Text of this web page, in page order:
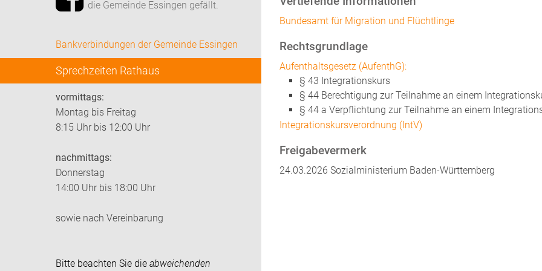
die Gemeinde Essingen gefällt.
Bankverbindungen der Gemeinde Essingen
Sprechzeiten Rathaus
vormittags:
Montag bis Freitag
8:15 Uhr bis 12:00 Uhr
nachmittags:
Donnerstag
14:00 Uhr bis 18:00 Uhr
sowie nach Vereinbarung
Bitte beachten Sie die abweichenden
Bundesamt für Migration und Flüchtlinge
Rechtsgrundlage
Aufenthaltsgesetz (AufenthG):
§ 43 Integrationskurs
§ 44 Berechtigung zur Teilnahme an einem
§ 44 a Verpflichtung zur Teilnahme an einem
Integrationskursverordnung (IntV)
Freigabevermerk
24.03.2026 Sozialministerium Baden-Württemberg